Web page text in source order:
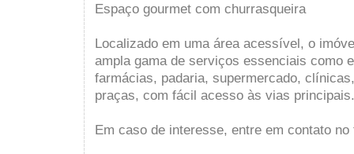
Espaço gourmet com churrasqueira
Localizado em uma área acessível, o
ampla gama de serviços essenciais como
farmácias, padaria, supermercado,
praças, com fácil acesso às vias
Em caso de interesse, entre em contato